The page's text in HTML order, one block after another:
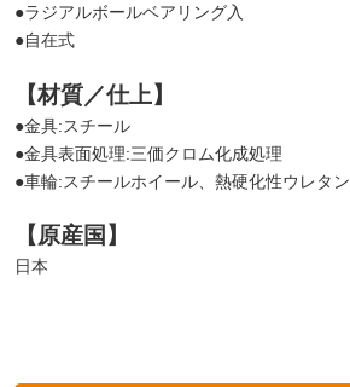
●ラジアルボールベアリング入
●自在式
【材質／仕上】
●金具:スチール
●金具表面処理:三価クロム化成処理
●車輪:スチールホイール、熱硬化性ウレタン
【原産国】
日本